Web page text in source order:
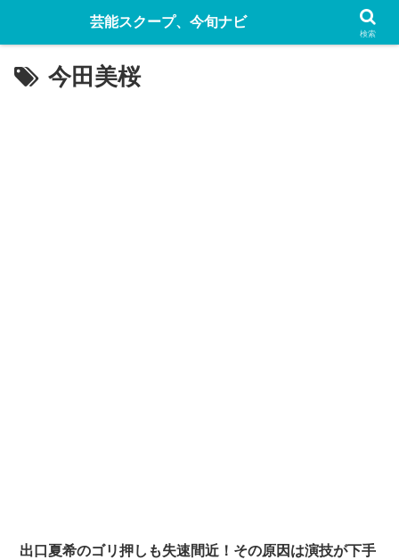
今田美桜
出口夏希のゴリ押しも失速間近！その原因は演技が下手
芸能スクープ、今旬ナビ
検索